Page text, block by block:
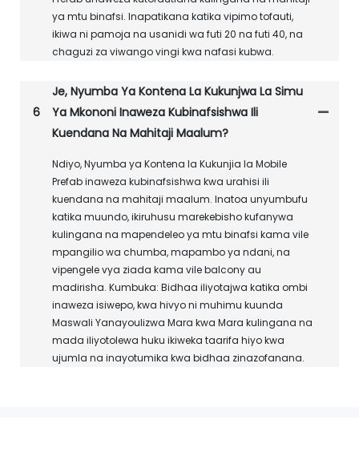
ya mtu binafsi. Inapatikana katika vipimo tofauti,
ikiwa ni pamoja na usanidi wa futi 20 na futi 40, na
chaguzi za viwango vingi kwa nafasi kubwa.
6
Je, Nyumba Ya Kontena La Kukunjwa La Simu
Ya Mkononi Inaweza Kubinafsishwa Ili
Kuendana Na Mahitaji Maalum?
Ndiyo, Nyumba ya Kontena la Kukunjia la Mobile
Prefab inaweza kubinafsishwa kwa urahisi ili
kuendana na mahitaji maalum. Inatoa unyumbufu
katika muundo, ikiruhusu marekebisho kufanywa
kulingana na mapendeleo ya mtu binafsi kama vile
mpangilio wa chumba, mapambo ya ndani, na
vipengele vya ziada kama vile balcony au
madirisha. Kumbuka: Bidhaa iliyotajwa katika ombi
inaweza isiwepo, kwa hivyo ni muhimu kuunda
Maswali Yanayoulizwa Mara kwa Mara kulingana na
mada iliyotolewa huku ikiweka taarifa hiyo kwa
ujumla na inayotumika kwa bidhaa zinazofanana.